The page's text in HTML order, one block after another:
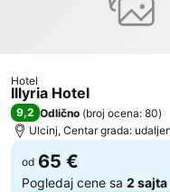
Skadarsko jezero -
Miločerska plaža
Ostrvo Sveti Nikola
MCM
Hotel
Illyria Hotel
9,2 Odlično (broj ocena: 80)
Ulcinj, Centar grada:
od 65 €
Pogledaj cene sa 2 sajta